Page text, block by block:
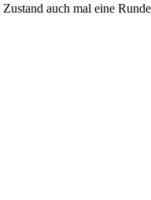
auch mal eine